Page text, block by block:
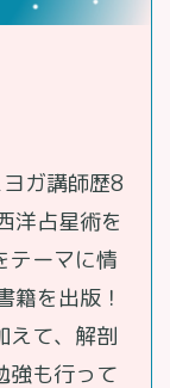
ガ講師歴8
洋占星術を
テーマに情
籍を出版！
えて、解剖
強も行って